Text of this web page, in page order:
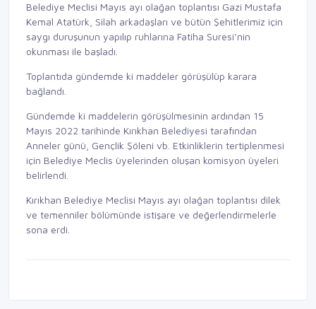
Belediye Meclisi Mayıs ayı olağan toplantısı Gazi Mustafa
Kemal Atatürk, Silah arkadaşları ve bütün Şehitlerimiz için
saygı duruşunun yapılıp ruhlarına Fatiha Suresi’nin
okunması ile başladı.
Toplantıda gündemde ki maddeler görüşülüp karara
bağlandı.
Gündemde ki maddelerin görüşülmesinin ardından 15
Mayıs 2022 tarihinde Kırıkhan Belediyesi tarafından
Anneler günü, Gençlik Şöleni vb. Etkinliklerin tertiplenmesi
için Belediye Meclis üyelerinden oluşan komisyon üyeleri
belirlendi.
Kırıkhan Belediye Meclisi Mayıs ayı olağan toplantısı dilek
ve temenniler bölümünde istişare ve değerlendirmelerle
sona erdi.